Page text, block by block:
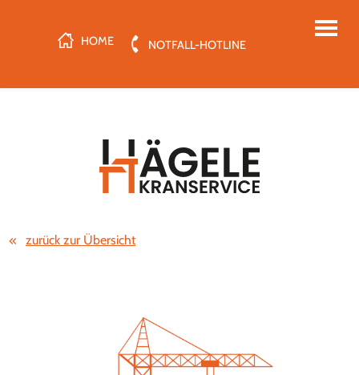
HOME NOTFALL-HOTLINE
zurück zur Übersicht